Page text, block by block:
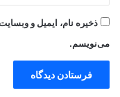
ذخیره نام، ایمیل و
می‌نویسم.